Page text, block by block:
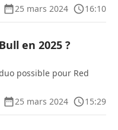
25 mars 2024
16:10
en 2025 ?
possible pour Red
25 mars 2024
15:29